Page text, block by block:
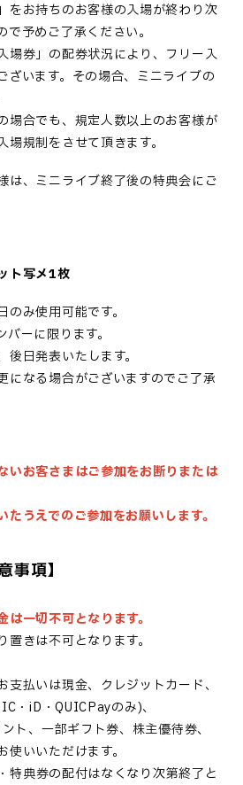
をお持ちのお客様の入場が終わり次
予めご了承ください。
場券」の配券状況により、フリー入
ざいます。その場合、ミニライブの
場合でも、規定人数以上のお客様が
規制をさせて頂きます。
は、ミニライブ終了後の特典会にご
ト写メ1枚
のみ使用可能です。
ーに限ります。
日発表いたします。
なる場合がございますのでご了承
いお客さまはご参加をお断りまたは
うえでのご参加をお願いします。
事項】
一切不可となります。
きは不可となります。
払いは現金、クレジットカード、
・iD・QUICPayのみ)、
ト、一部ギフト券、株主優待券、
いいただけます。
・特典券の配付はなくなり次第終了と